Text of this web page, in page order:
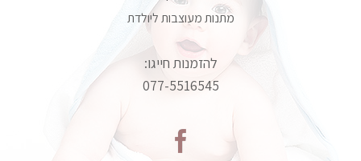
מתנות מעוצבות ליולדת
להזמנות חייגו:
077-5516545